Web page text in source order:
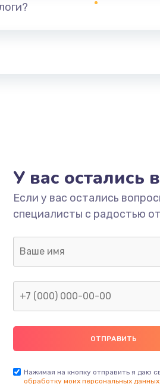
У вас остались
Если у вас остались
специалисты с радостью
Нажимая на кнопку отправить я даю
обработку моих персональных данных.